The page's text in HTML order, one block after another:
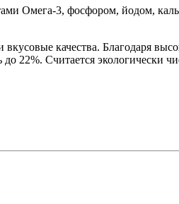
Омега-3, фосфором, йодом,
качества. Благодаря
22%. Считается экологически